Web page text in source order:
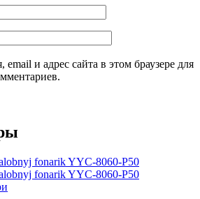
и адрес сайта в этом браузере для